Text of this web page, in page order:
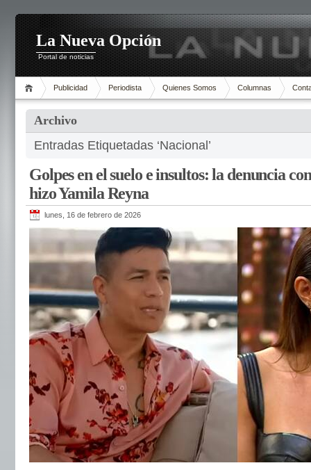
La Nueva Opción
Portal de noticias
Publicidad Periodista Quienes Somos Columnas
Archivo
Entradas Etiquetadas ‘Nacional’
Golpes en el suelo e insultos: la denuncia
hizo Yamila Reyna
lunes, 16 de febrero de 2026